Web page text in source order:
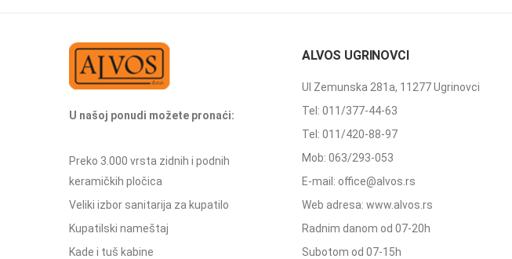
U našoj ponudi možete pronaći:
Preko 3.000 vrsta zidnih i podnih
keramičkih pločica
Veliki izbor sanitarija za kupatilo
Kupatilski nameštaj
Kade i tuš kabine
ALVOS UGRINOVCI
Ul Zemunska 281a, 11277 Ugrinovci
Tel: 011/377-44-63
Tel: 011/420-88-97
Mob: 063/293-053
E-mail: office@alvos.rs
Web adresa: www.alvos.rs
Radnim danom od 07-20h
Subotom od 07-15h